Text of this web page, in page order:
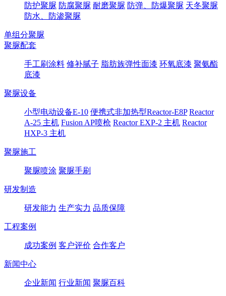
防护聚脲 防腐聚脲 耐磨聚脲 防弹、防爆聚脲 天冬聚脲
防水、防渗聚脲
单组分聚脲
聚脲配套
手工刷涂料 修补腻子 脂肪族弹性面漆 环氧底漆 聚氨酯
底漆
聚脲设备
小型电动设备E-10 便携式非加热型Reactor-E8P Reactor
A-25 主机 Fusion AP喷枪 Reactor EXP-2 主机 Reactor
HXP-3 主机
聚脲施工
聚脲喷涂 聚脲手刷
研发制造
研发能力 生产实力 品质保障
工程案例
成功案例 客户评价 合作客户
新闻中心
企业新闻 行业新闻 聚脲百科